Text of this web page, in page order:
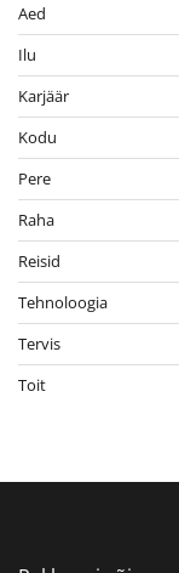
Aed
Ilu
Karjäär
Kodu
Pere
Raha
Reisid
Tehnoloogia
Tervis
Toit